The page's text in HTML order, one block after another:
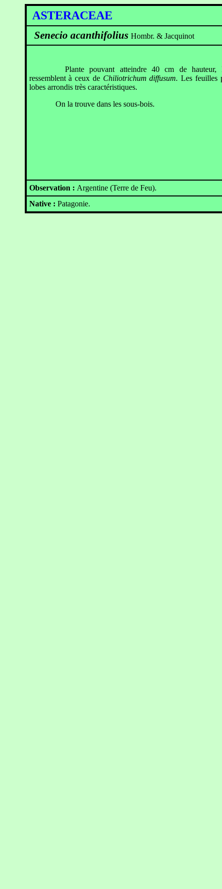
ASTERACEAE
Senecio acanthifolius Hombr. & Jacquinot
Plante pouvant atteindre 40 cm de hauteur,
ressemblent à ceux de Chiliotrichum diffusum.Les feuilles
lobes arrondis très caractéristiques.
On la trouve dans les sous-bois.
Observation : Argentine (Terre de Feu).
Native : Patagonie.